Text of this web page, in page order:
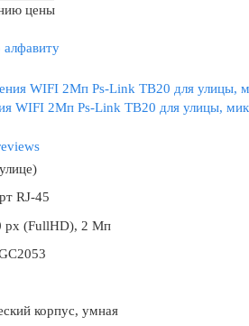
цены
алфавиту
WIFI 2Мп Ps-Link TB20 для улицы,
RJ-45
px (FullHD), 2 Мп
корпус, умная